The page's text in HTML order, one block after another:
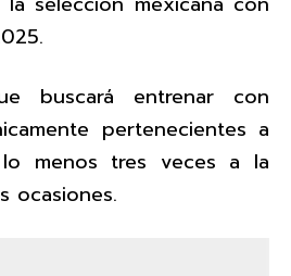
buscará entrenar con
pertenecientes a
menos tres veces a la
ocasiones.